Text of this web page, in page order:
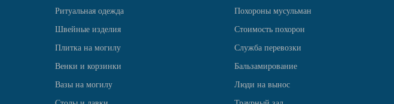
Ритуальная одежда
Швейные изделия
Плитка на могилу
Венки и корзинки
Вазы на могилу
Похороны мусульман
Стоимость похорон
Служба перевозки
Бальзамирование
Люди на вынос